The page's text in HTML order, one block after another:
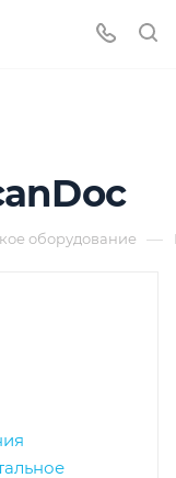
оборудование —